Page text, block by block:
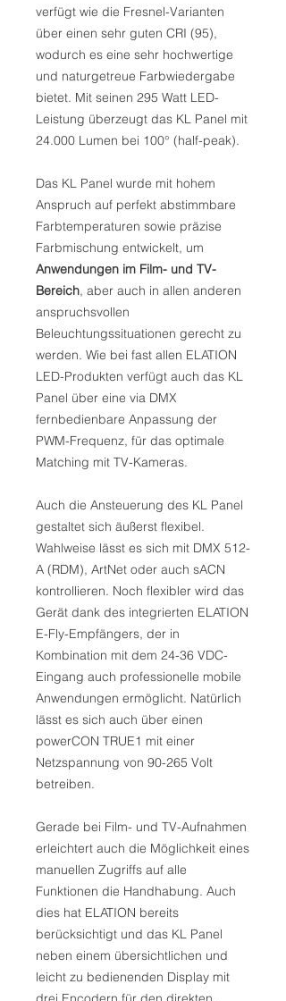
verfügt wie die Fresnel-Varianten
über einen sehr guten CRI (95),
wodurch es eine sehr hochwertige
und naturgetreue Farbwiedergabe
bietet. Mit seinen 295 Watt LED-
Leistung überzeugt das KL Panel mit
24.000 Lumen bei 100° (half-peak).
Das KL Panel wurde mit hohem
Anspruch auf perfekt abstimmbare
Farbtemperaturen sowie präzise
Farbmischung entwickelt, um
Anwendungen im Film- und TV-
Bereich, aber auch in allen anderen
anspruchsvollen
Beleuchtungssituationen gerecht zu
werden. Wie bei fast allen ELATION
LED-Produkten verfügt auch das KL
Panel über eine via DMX
fernbedienbare Anpassung der
PWM-Frequenz, für das optimale
Matching mit TV-Kameras.
Auch die Ansteuerung des KL Panel
gestaltet sich äußerst flexibel.
Wahlweise lässt es sich mit DMX 512-
A (RDM), ArtNet oder auch sACN
kontrollieren. Noch flexibler wird das
Gerät dank des integrierten ELATION
E-Fly-Empfängers, der in
Kombination mit dem 24-36 VDC-
Eingang auch professionelle mobile
Anwendungen ermöglicht. Natürlich
lässt es sich auch über einen
powerCON TRUE1 mit einer
Netzspannung von 90-265 Volt
betreiben.
Gerade bei Film- und TV-Aufnahmen
erleichtert auch die Möglichkeit eines
manuellen Zugriffs auf alle
Funktionen die Handhabung. Auch
dies hat ELATION bereits
berücksichtigt und das KL Panel
neben einem übersichtlichen und
leicht zu bedienenden Display mit